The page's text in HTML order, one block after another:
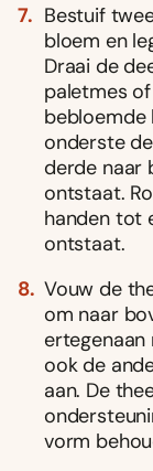
Bestuif
bloem en
Draai de
paletmes
bebloemde
onderste
derde naar
ontstaat.
handen tot
ontstaat.
Vouw de
om naar
ertegenaan
ook de
aan. De
vorm